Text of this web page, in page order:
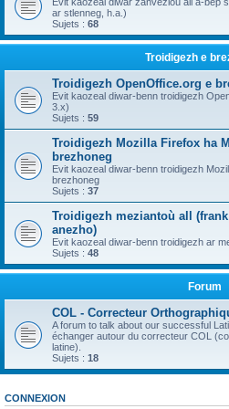
ar stlenneg, h.a.)
Sujets : 68
Troidigezh e
Troidigezh OpenOffice.org e
Evit kaozeal diwar-benn troidigezh
3.x)
Sujets : 59
Troidigezh Mozilla Firefox ha
brezhoneg
Evit kaozeal diwar-benn troidigezh
brezhoneg
Sujets : 37
Troidigezh meziantoù all
anezho)
Evit kaozeal diwar-benn troidigezh ar
Sujets : 48
Forum
COL - Correcteur
A forum to talk about our successful
échanger autour du correcteur COL
latine).
Sujets : 18
CONNEXION